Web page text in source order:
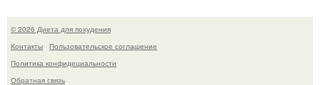
© 2026 Диета для похудения
Контакты
Пользовательское соглашение
Политика конфидециальности
Обратная связь